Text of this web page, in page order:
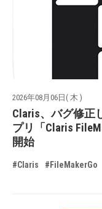
2026年08月06日( 木 )
Claris、バグ修正
プリ「Claris
開始
#Claris #FileMakerGo